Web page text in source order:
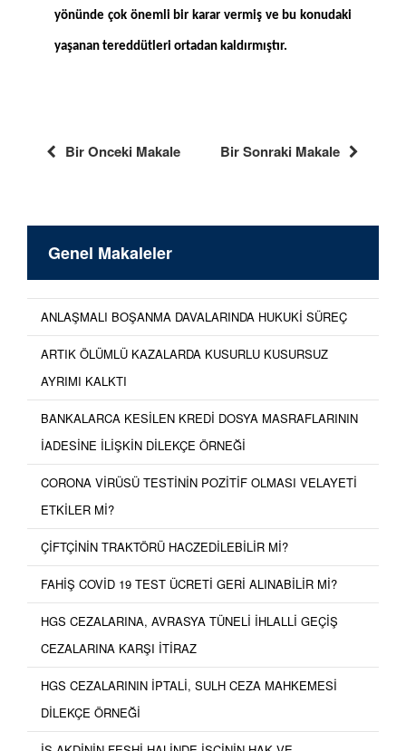
yönünde çok önemli bir karar vermiş ve bu konudaki
yaşanan tereddütleri ortadan kaldırmıştır.
Bir Onceki Makale Bir Sonraki Makale
Genel Makaleler
ANLAŞMALI BOŞANMA DAVALARINDA HUKUKİ SÜREÇ
ARTIK ÖLÜMLÜ KAZALARDA KUSURLU KUSURSUZ
AYRIMI KALKTI
BANKALARCA KESİLEN KREDİ DOSYA MASRAFLARININ
İADESİNE İLİŞKİN DİLEKÇE ÖRNEĞİ
CORONA VİRÜSÜ TESTİNİN POZİTİF OLMASI VELAYETİ
ETKİLER Mİ?
ÇİFTÇİNİN TRAKTÖRÜ HACZEDİLEBİLİR Mİ?
FAHİŞ COVİD 19 TEST ÜCRETİ GERİ ALINABİLİR Mİ?
HGS CEZALARINA, AVRASYA TÜNELİ İHLALLİ GEÇİŞ
CEZALARINA KARŞI İTİRAZ
HGS CEZALARININ İPTALİ, SULH CEZA MAHKEMESİ
DİLEKÇE ÖRNEĞİ